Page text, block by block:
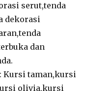
serut,tenda
dekorasi
dan
Kursi taman,kursi
olivia,kursi